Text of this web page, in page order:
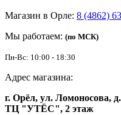
Магазин в Орле: 8 (4862)
Мы работаем: (по МСК)
Пн-Вс: 10:00 - 18:30
Адрес магазина:
г. Орёл, ул. Ломоносова,
ТЦ "УТЁС", 2 этаж